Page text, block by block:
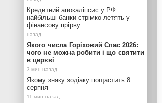
Кредитний апокаліпсис у РФ:
найбільші банки стрімко летять у
фінансову прірву
Якого числа Горіховий Спас 2026:
чого не можна робити і що святити
в церкві
Якому знаку зодіаку пощастить 8
серпня